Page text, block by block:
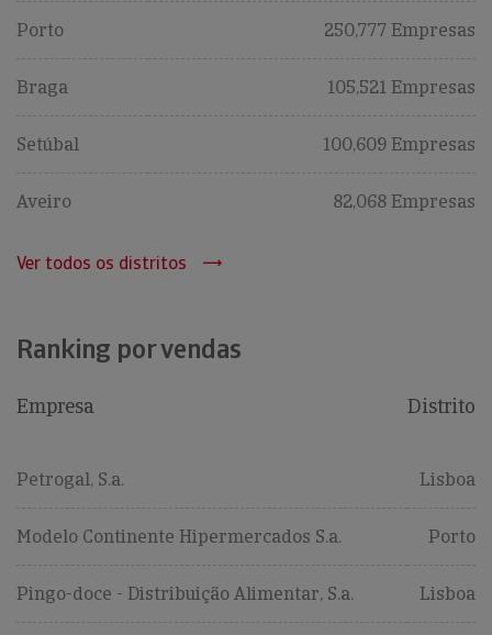
Porto 250,777 Empresas
Braga 105,521 Empresas
Setúbal 100,609 Empresas
Aveiro 82,068 Empresas
Ver todos os distritos
Ranking por vendas
Empresa Distrito
Petrogal, S.a. Lisboa
Modelo Continente Hipermercados S.a. Porto
Pingo-doce - Distribuição Alimentar, S.a. Lisboa